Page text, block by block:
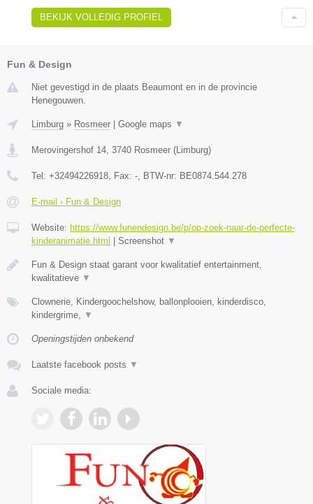
BEKIJK VOLLEDIG PROFIEL
Fun & Design
Niet gevestigd in de plaats Beaumont en in de provincie
Henegouwen.
Limburg » Rosmeer | Google maps ▼
Merovingershof 14 3740 Rosmeer (Limburg)
Tel: +32494226918 , Fax: - , BTW-nr: BE0874.544.278
E-mail › Fun & Design
Website: https://www.funendesign.be/p/op-zoek-naar-de-perfecte-
kinderanimatie.html | Screenshot ▼
Fun & Design staat garant voor kwalitatief entertainment,
kwalitatieve ▼
Clownerie, Kindergoochelshow, ballonplooien, kinderdisco,
kindergrime,
▼
Openingstijden onbekend
Laatste facebook posts ▼
Sociale media: